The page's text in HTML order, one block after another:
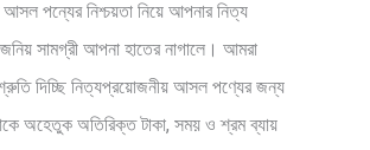
আসল পন্যের নিশ্চয়তা নিয়ে আপনার নিত্য
সামগ্রী আপনা হাতের নাগালে। আমরা
দিচ্ছি নিত্যপ্রয়োজনীয় আসল পণ্যের জন্য
অহেতুক অতিরিক্ত টাকা, সময় ও শ্রম ব্যায়